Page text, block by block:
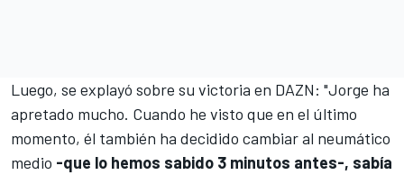
Luego, se explayó sobre su victoria en DAZN: "Jorge ha
apretado mucho. Cuando he visto que en el último
momento, él también ha decidido cambiar al neumático
medio -que lo hemos sabido 3 minutos antes-, sabía